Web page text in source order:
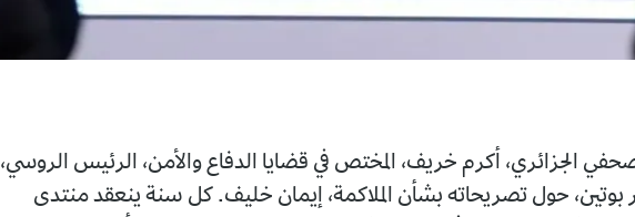
الجزائري، أكرم خريف، المختص في قضايا الدفاع والأمن، الرئيس الروسي،
بوتين، حول تصريحاته بشأن الملاكمة، إيمان خليف. كل سنة ينعقد منتدى